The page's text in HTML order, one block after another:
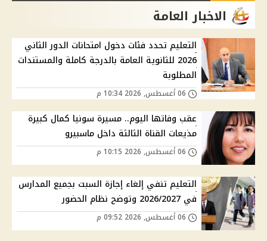
الاخبار العامة
التعليم تحدد فئات دخول امتحانات الدور الثاني
2026 للثانوية العامة بالدرجة كاملة والمستندات
المطلوبة
عقب وفاتها اليوم.. مسيرة سونيا كمال كبيرة
مذيعات القناة الثالثة داخل ماسبيرو
التعليم تنفي إلغاء إجازة السبت بجميع المدارس
في 2026/2027 وتوضح نظام الحضور